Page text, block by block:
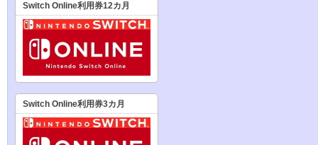
Switch Online利用券12カ月
Switch Online利用券3カ月